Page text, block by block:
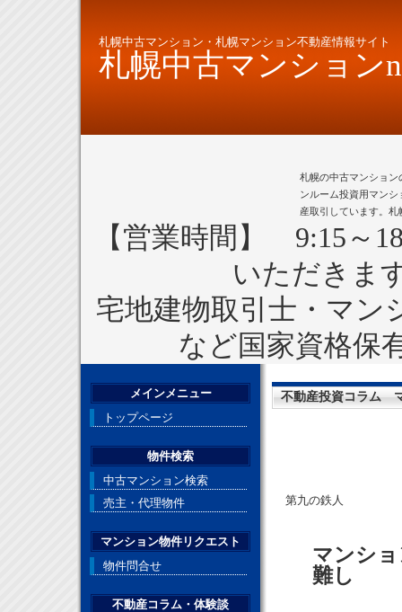
札幌中古マンション・札幌マンション不動産情報サイト
札幌中古マンション
札幌の中古マンショ
ンルーム投資用マン
産取引しています。
【営業時間】 9:15～
いただきま
宅地建物取引士・マン
など国家資格保
不動産投資コラム
第九の鉄人
マンシ
難し
メインメニュー
トップページ
物件検索
中古マンション検索
売主・代理物件
マンション物件リクエスト
物件問合せ
不動産コラム・体験談